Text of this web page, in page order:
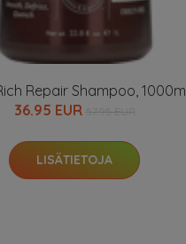
Repair Shampoo, 1000ml
36.95 EUR
LISÄTIETOJA